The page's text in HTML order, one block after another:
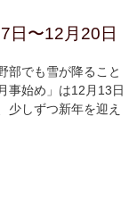
日〜12月20日
部でも雪が降ること
事始め」は12月13日
少しずつ新年を迎え